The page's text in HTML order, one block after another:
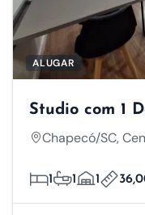
ALUGAR
Studio com 1
Chapecó/SC,
1 1 1